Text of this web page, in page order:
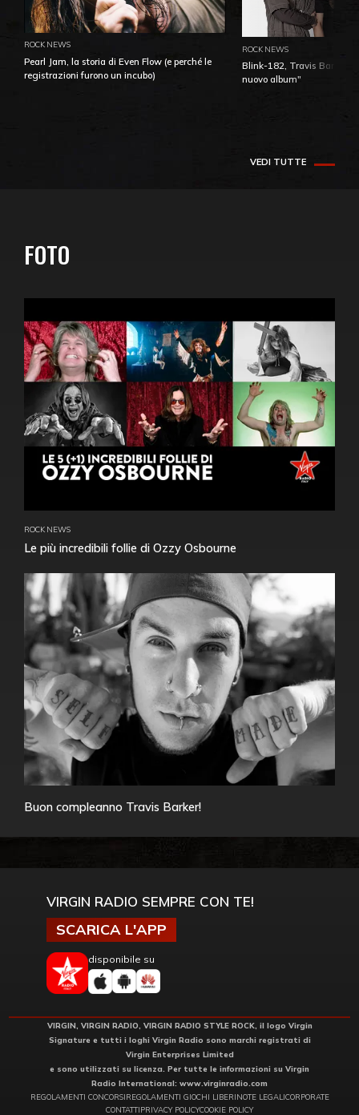
ROCK NEWS
Pearl Jam, la storia di Even Flow (e perché le
registrazioni furono un incubo)
ROCK NEWS
Blink-182, Travis Barker:
nuovo album"
VEDI TUTTE
FOTO
ROCK NEWS
Le più incredibili follie di Ozzy Osbourne
Buon compleanno Travis Barker!
VIRGIN RADIO SEMPRE CON TE!
SCARICA L'APP
disponibile su
VIRGIN, VIRGIN RADIO, VIRGIN RADIO STYLE ROCK, il logo Virgin
Signature e tutti i loghi Virgin Radio sono marchi registrati di
Virgin Enterprises Limited
e sono utilizzati su licenza. Per tutte le informazioni su Virgin
Radio International: www.virginradio.com
REGOLAMENTI CONCORSIREGOLAMENTI GIOCHI LIBERINOTE LEGALICORPORATE
CONTATTIPRIVACY POLICYCOOKIE POLICY